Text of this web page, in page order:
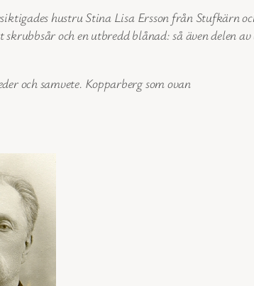
hustru Stina Lisa Ersson från Stufkärn
skrubbsår och en utbredd blånad: så även delen
och samvete. Kopparberg som ovan